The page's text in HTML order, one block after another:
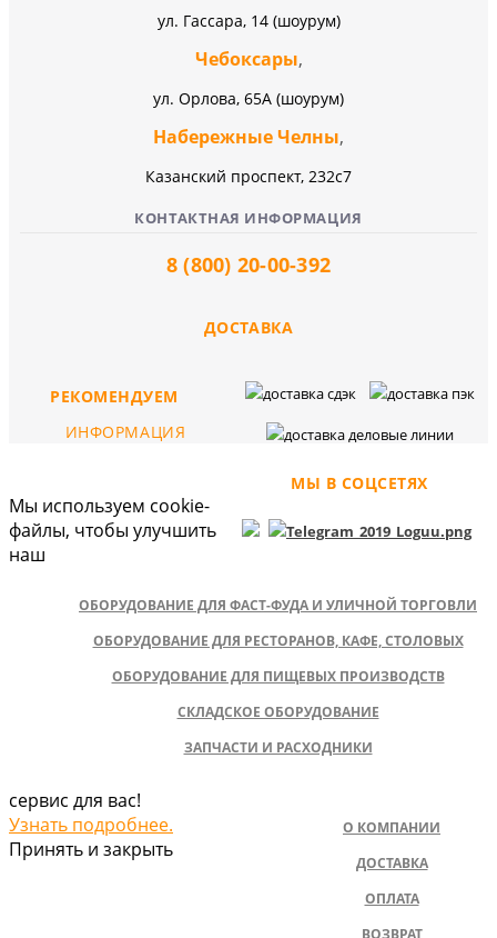
ул. Гассара, 14 (шоурум)
Чебоксары,
ул. Орлова, 65А (шоурум)
Набережные Челны,
Казанский проспект, 232c7
КОНТАКТНАЯ ИНФОРМАЦИЯ
8 (800) 20-00-392
ДОСТАВКА
МЫ В СОЦСЕТЯХ
РЕКОМЕНДУЕМ
ОБОРУДОВАНИЕ ДЛЯ ФАСТ-ФУДА И УЛИЧНОЙ ТОРГОВЛИ
ОБОРУДОВАНИЕ ДЛЯ РЕСТОРАНОВ, КАФЕ, СТОЛОВЫХ
ОБОРУДОВАНИЕ ДЛЯ ПИЩЕВЫХ ПРОИЗВОДСТВ
СКЛАДСКОЕ ОБОРУДОВАНИЕ
ЗАПЧАСТИ И РАСХОДНИКИ
ИНФОРМАЦИЯ
О КОМПАНИИ
ДОСТАВКА
ОПЛАТА
ВОЗВРАТ
Мы используем cookie-
файлы, чтобы улучшить
наш
сервис для вас!
Узнать подробнее.
Принять и закрыть